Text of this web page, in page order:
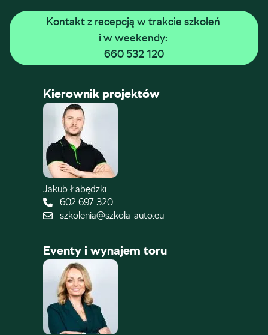
Kontakt z recepcją w trakcie szkoleń
i w weekendy:
660 532 120
Kierownik projektów
Jakub Łabędzki
602 697 320
szkolenia@szkola-auto.eu
Eventy i wynajem toru